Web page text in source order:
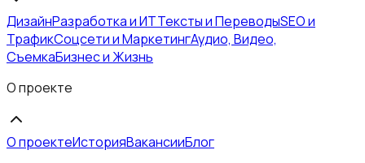
ДизайнРазработка и ИТТексты и ПереводыSEO и
ТрафикСоцсети и МаркетингАудио, Видео,
СъемкаБизнес и Жизнь
О проекте
О проектеИсторияВакансииБлог